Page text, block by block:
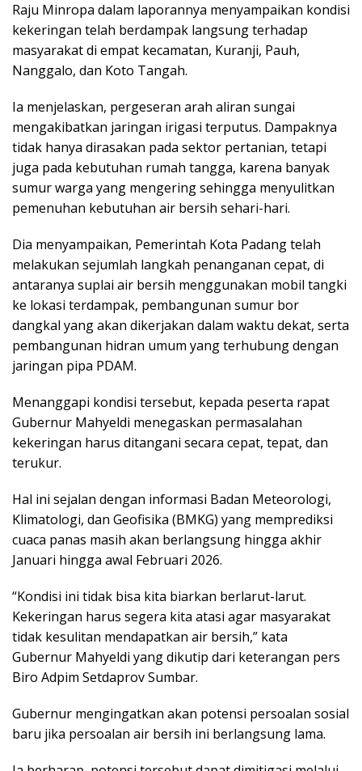
Raju Minropa dalam laporannya menyampaikan kondisi
kekeringan telah berdampak langsung terhadap
masyarakat di empat kecamatan, Kuranji, Pauh,
Nanggalo, dan Koto Tangah.
Ia menjelaskan, pergeseran arah aliran sungai
mengakibatkan jaringan irigasi terputus. Dampaknya
tidak hanya dirasakan pada sektor pertanian, tetapi
juga pada kebutuhan rumah tangga, karena banyak
sumur warga yang mengering sehingga menyulitkan
pemenuhan kebutuhan air bersih sehari-hari.
Dia menyampaikan, Pemerintah Kota Padang telah
melakukan sejumlah langkah penanganan cepat, di
antaranya suplai air bersih menggunakan mobil tangki
ke lokasi terdampak, pembangunan sumur bor
dangkal yang akan dikerjakan dalam waktu dekat, serta
pembangunan hidran umum yang terhubung dengan
jaringan pipa PDAM.
Menanggapi kondisi tersebut, kepada peserta rapat
Gubernur Mahyeldi menegaskan permasalahan
kekeringan harus ditangani secara cepat, tepat, dan
terukur.
Hal ini sejalan dengan informasi Badan Meteorologi,
Klimatologi, dan Geofisika (BMKG) yang memprediksi
cuaca panas masih akan berlangsung hingga akhir
Januari hingga awal Februari 2026.
“Kondisi ini tidak bisa kita biarkan berlarut-larut.
Kekeringan harus segera kita atasi agar masyarakat
tidak kesulitan mendapatkan air bersih,” kata
Gubernur Mahyeldi yang dikutip dari keterangan pers
Biro Adpim Setdaprov Sumbar.
Gubernur mengingatkan akan potensi persoalan sosial
baru jika persoalan air bersih ini berlangsung lama.